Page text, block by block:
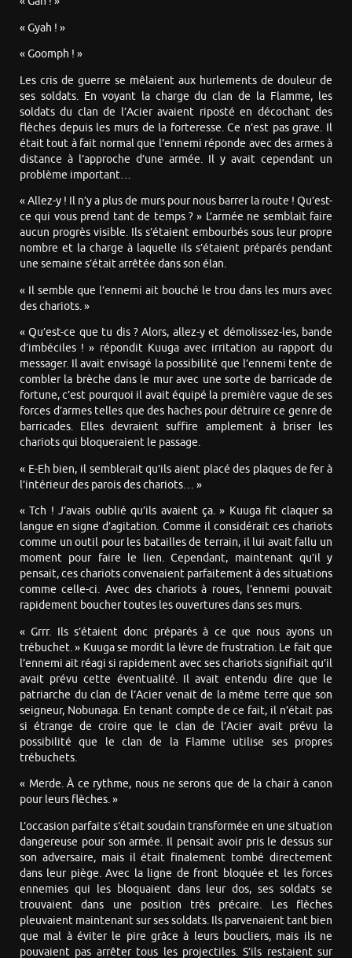
« Gyah ! »
« Goomph ! »
Les cris de guerre se mêlaient aux hurlements de douleur de
ses soldats. En voyant la charge du clan de la Flamme, les
soldats du clan de l’Acier avaient riposté en décochant des
flèches depuis les murs de la forteresse. Ce n’est pas grave. Il
était tout à fait normal que l’ennemi réponde avec des armes à
distance à l’approche d’une armée. Il y avait cependant un
problème important…
« Allez-y ! Il n’y a plus de murs pour nous barrer la route ! Qu’est-
ce qui vous prend tant de temps ? » L’armée ne semblait faire
aucun progrès visible. Ils s’étaient embourbés sous leur propre
nombre et la charge à laquelle ils s’étaient préparés pendant
une semaine s’était arrêtée dans son élan.
« Il semble que l’ennemi ait bouché le trou dans les murs avec
des chariots. »
« Qu’est-ce que tu dis ? Alors, allez-y et démolissez-les, bande
d’imbéciles ! » répondit Kuuga avec irritation au rapport du
messager. Il avait envisagé la possibilité que l’ennemi tente de
combler la brèche dans le mur avec une sorte de barricade de
fortune, c’est pourquoi il avait équipé la première vague de ses
forces d’armes telles que des haches pour détruire ce genre de
barricades. Elles devraient suffire amplement à briser les
chariots qui bloqueraient le passage.
« E-Eh bien, il semblerait qu’ils aient placé des plaques de fer à
l’intérieur des parois des chariots… »
« Tch ! J’avais oublié qu’ils avaient ça. » Kuuga fit claquer sa
langue en signe d’agitation. Comme il considérait ces chariots
comme un outil pour les batailles de terrain, il lui avait fallu un
moment pour faire le lien. Cependant, maintenant qu’il y
pensait, ces chariots convenaient parfaitement à des situations
comme celle-ci. Avec des chariots à roues, l’ennemi pouvait
rapidement boucher toutes les ouvertures dans ses murs.
« Grrr. Ils s’étaient donc préparés à ce que nous ayons un
trébuchet. » Kuuga se mordit la lèvre de frustration. Le fait que
l’ennemi ait réagi si rapidement avec ses chariots signifiait qu’il
avait prévu cette éventualité. Il avait entendu dire que le
patriarche du clan de l’Acier venait de la même terre que son
seigneur, Nobunaga. En tenant compte de ce fait, il n’était pas
si étrange de croire que le clan de l’Acier avait prévu la
possibilité que le clan de la Flamme utilise ses propres
trébuchets.
« Merde. À ce rythme, nous ne serons que de la chair à canon
pour leurs flèches. »
L’occasion parfaite s’était soudain transformée en une situation
dangereuse pour son armée. Il pensait avoir pris le dessus sur
son adversaire, mais il était finalement tombé directement
dans leur piège. Avec la ligne de front bloquée et les forces
ennemies qui les bloquaient dans leur dos, ses soldats se
trouvaient dans une position très précaire. Les flèches
pleuvaient maintenant sur ses soldats. Ils parvenaient tant bien
que mal à éviter le pire grâce à leurs boucliers, mais ils ne
pouvaient pas arrêter tous les projectiles. S’ils restaient sur